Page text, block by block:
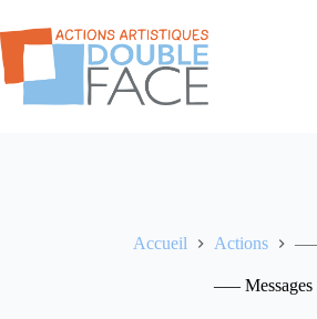
au
contenu
Accueil Actions —–
—– Messages